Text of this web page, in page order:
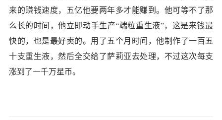
来的赚钱速度，五亿他要两年多才能赚到。他可等不了那
么长的时间，他立即动手生产“端粒重生液”，这是来钱最
快的，也是最好卖的。用了五个月时间，他制作了一百五
十支重生液，然后全交给了萨莉亚去处理，不过这次每支
涨到了一千万星币。